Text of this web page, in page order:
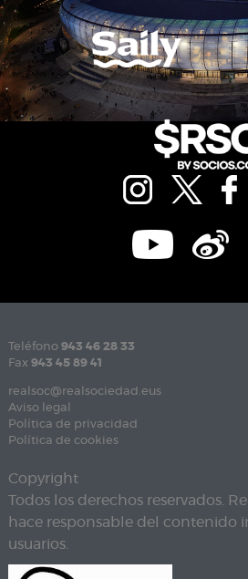
Teléfono 943 46 28 33
Fax 943 45 89 41
realsoc@realsociedad.eus
Aviso legal
Política de privacidad
Política de cookies
Copyright
Todos los derechos reservados.
hace responsable del contenido
usuarios.